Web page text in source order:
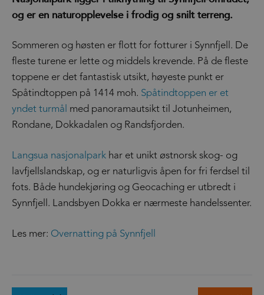
og er en naturopplevelse i frodig og snilt terreng.
Sommeren og høsten er flott for fotturer i Synnfjell. De
fleste turene er lette og middels krevende. På de fleste
toppene er det fantastisk utsikt, høyeste punkt er
Spåtindtoppen på 1414 moh. Spåtindtoppen er et
yndet turmål med panoramautsikt til Jotunheimen,
Rondane, Dokkadalen og Randsfjorden.
Langsua nasjonalpark har et unikt østnorsk skog- og
lavfjellslandskap, og er naturligvis åpen for fri ferdsel til
fots. Både hundekjøring og Geocaching er utbredt i
Synnfjell. Landsbyen Dokka er nærmeste handelssenter.
Les mer: Overnatting på Synnfjell